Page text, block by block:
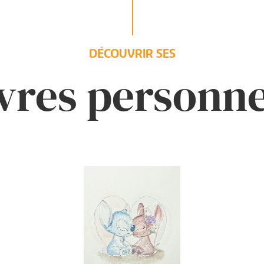
DÉCOUVRIR SES